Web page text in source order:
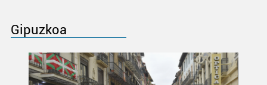
Gipuzkoa